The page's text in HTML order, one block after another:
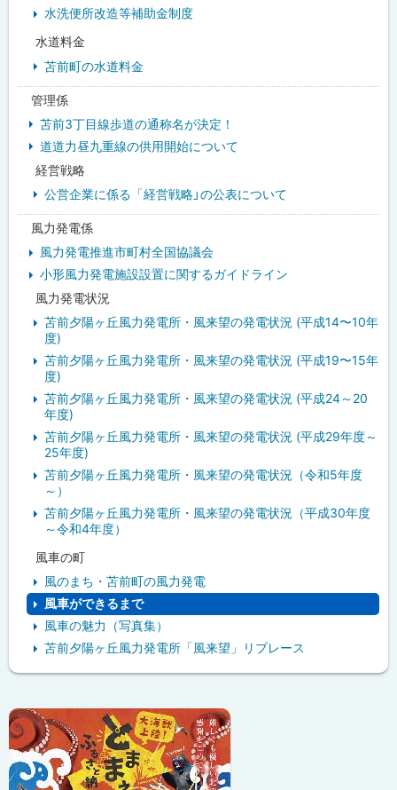
水洗便所改造等補助金制度
水道料金
苫前町の水道料金
管理係
苫前3丁目線歩道の通称名が決定！
道道力昼九重線の供用開始について
経営戦略
公営企業に係る「経営戦略」の公表について
風力発電係
風力発電推進市町村全国協議会
小形風力発電施設設置に関するガイドライン
風力発電状況
苫前夕陽ヶ丘風力発電所・風来望の発電状況 (平成14〜10年
度)
苫前夕陽ヶ丘風力発電所・風来望の発電状況 (平成19〜15年
度)
苫前夕陽ヶ丘風力発電所・風来望の発電状況 (平成24～20
年度)
苫前夕陽ヶ丘風力発電所・風来望の発電状況 (平成29年度～
25年度)
苫前夕陽ヶ丘風力発電所・風来望の発電状況（令和5年度
～）
苫前夕陽ヶ丘風力発電所・風来望の発電状況（平成30年度
～令和4年度）
風車の町
風のまち・苫前町の風力発電
風車ができるまで
風車の魅力（写真集）
苫前夕陽ヶ丘風力発電所「風来望」リプレース
ッ
ク
ア